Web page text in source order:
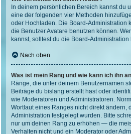
In deinem persönlichen Bereich kannst du
eine der folgenden vier Methoden
oder Hochladen. Die Board-Administration
die Benutzer Avatare benutzen können.
kannst, solltest du die Board-Administration
Nach oben
Was ist mein Rang und wie kann ich ihn
Ränge, die unter deinem Benutzernamen
Beiträge du bislang erstellt hast oder
wie Moderatoren und Administratoren.
Wortlaut eines Ranges nicht direkt ändern,
Administration festgelegt wurden. Bitte
nur um deinen Rang zu erhöhen — die
Verhalten nicht und ein Moderator oder